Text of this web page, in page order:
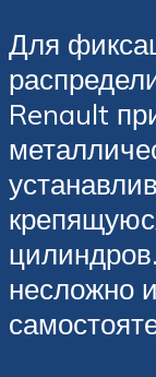
Для
Renault
несложно